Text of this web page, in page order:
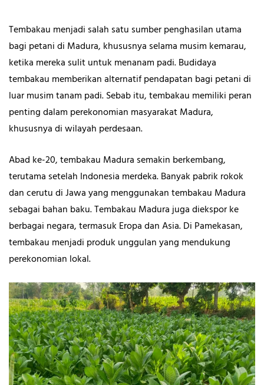
Tembakau menjadi salah satu sumber penghasilan utama
bagi petani di Madura, khususnya selama musim kemarau,
ketika mereka sulit untuk menanam padi. Budidaya
tembakau memberikan alternatif pendapatan bagi petani di
luar musim tanam padi. Sebab itu, tembakau memiliki peran
penting dalam perekonomian masyarakat Madura,
khususnya di wilayah perdesaan.
Abad ke-20, tembakau Madura semakin berkembang,
terutama setelah Indonesia merdeka. Banyak pabrik rokok
dan cerutu di Jawa yang menggunakan tembakau Madura
sebagai bahan baku. Tembakau Madura juga diekspor ke
berbagai negara, termasuk Eropa dan Asia. Di Pamekasan,
tembakau menjadi produk unggulan yang mendukung
perekonomian lokal.